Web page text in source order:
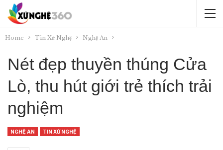
Home Tin Xứ Nghệ Nghệ An
Nét đẹp thuyền thúng Cửa
Lò, thu hút giới trẻ thích trải
nghiệm
NGHỆ AN TIN XỨ NGHỆ